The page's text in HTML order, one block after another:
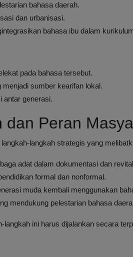
bahasa daerah.
dan urbanisasi.
bahasa ibu dalam
pada bahasa tersebut.
sumber kearifan lokal.
antar generasi.
dan Peran
langkah strategis yang
adat dalam dokumentasi dan
formal dan nonformal.
muda kembali menggunakan
mendukung pelestarian bahasa
langkah ini harus dijalankan secara